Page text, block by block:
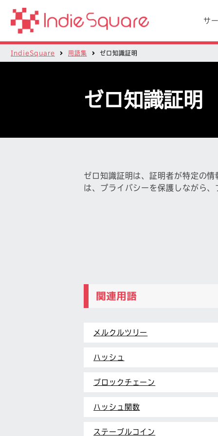
サ
IndieSquare 用語集 ゼロ知識証明
ゼロ知識証明
ゼロ知識証明は、証明者が特定の
は、プライバシーを保護しながら
関連用語
メルクルツリー
ハッシュ
ブロックチェーン
ハッシュ関数
ステーブルコイン